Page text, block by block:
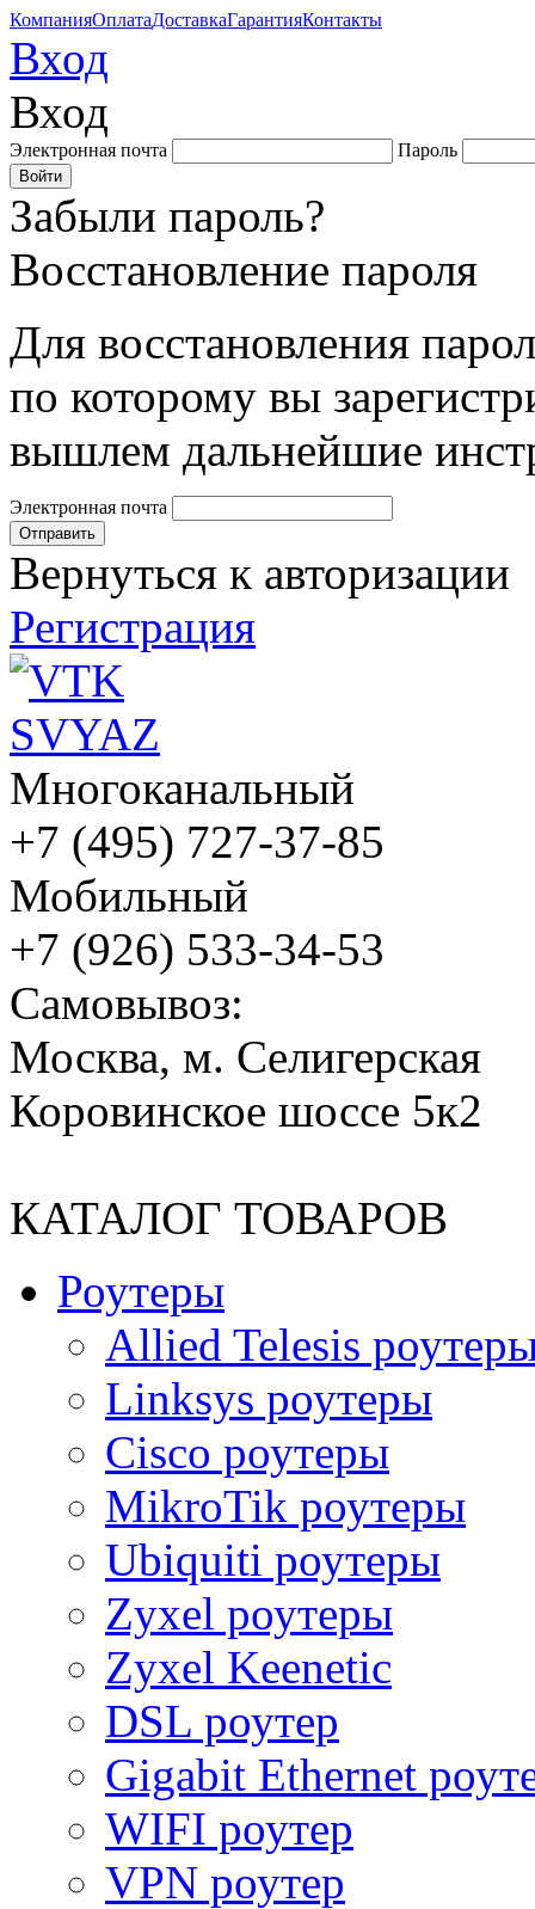
КомпанияОплатаДоставкаГарантияКонтакты
Вход
Вход
Электронная почта Пароль
Забыли пароль?
Восстановление пароля
Для восстановления
по которому вы
вышлем дальнейшие
Электронная почта
Вернуться к авторизации
Регистрация
Многоканальный
+7 (495) 727-37-85
Мобильный
+7 (926) 533-34-53
Cамовывоз:
Москва, м. Селигерская
Коровинское шоссе 5к2
КАТАЛОГ ТОВАРОВ
Роутеры
Allied Telesis
Linksys роутеры
Cisco роутеры
MikroTik роутеры
Ubiquiti роутеры
Zyxel роутеры
Zyxel Keenetic
DSL роутер
Gigabit Ethernet
WIFI роутер
VPN роутер